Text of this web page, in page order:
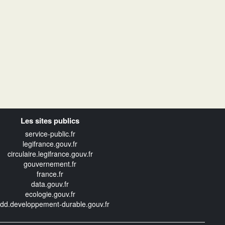
Les sites publics
service-public.fr
legifrance.gouv.fr
circulaire.legifrance.gouv.fr
gouvernement.fr
france.fr
data.gouv.fr
ecologie.gouv.fr
durable.gouv.fr